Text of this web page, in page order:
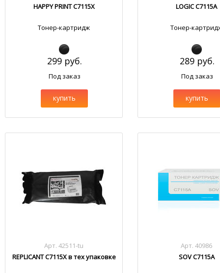
HAPPY PRINT C7115X
Тонер-картридж
299 руб.
Под заказ
купить
LOGIC C7115A
Тонер-
289 руб.
Под заказ
купить
Арт. 42511-tu
REPLICANT C7115X в тех упаковке
Арт. 40986
SOV C7115A